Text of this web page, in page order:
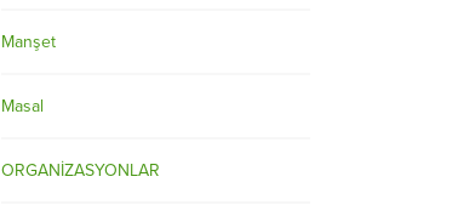
Manşet
Masal
ORGANİZASYONLAR